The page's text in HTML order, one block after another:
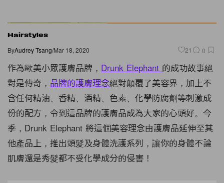
Hairstyles
ByAudrey Tsang/Mar 18, 2020 21 0
作為歐美小眾護膚品牌， Drunk Elephant 的成功故事絕
對是傳奇， 品牌的護膚理念絕對顛覆了美容界，加上不
含任何精油、香精、酒精、色素、化學防腐劑等刺激成
份的配方，令到這品牌的護膚品成為大家的心頭好。今
季，Drunk Elephant 將這個美容理念由護膚品延伸至其
他產品上，推出頭髮及身體洗護系列，讓你的身體不論
肌膚還是秀髮都不受化學成分的侵害！